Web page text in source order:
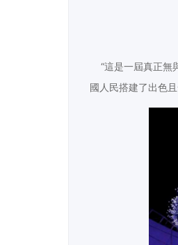
“這是一屆真正無
國人民搭建了出色